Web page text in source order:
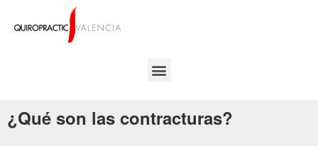
¿Qué son las contracturas?